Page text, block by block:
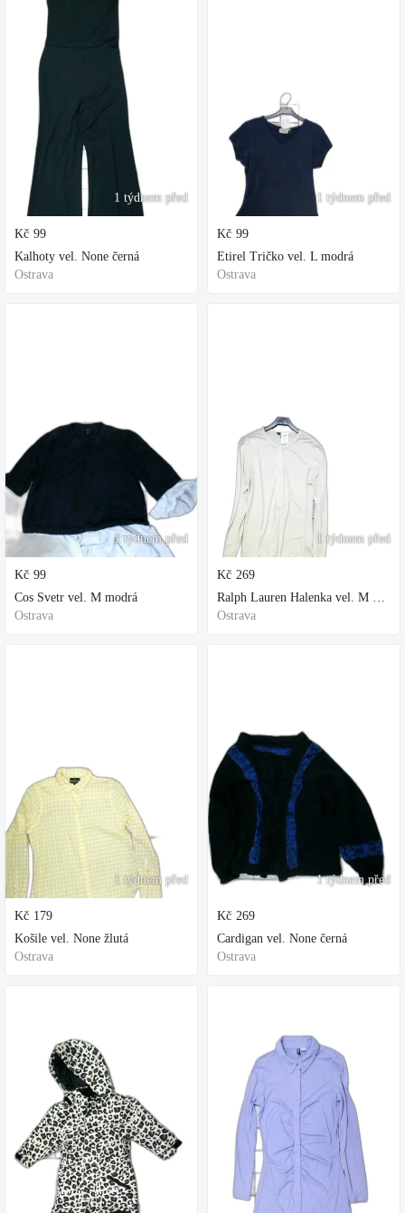
1 týdnem před
Kč 99
Kalhoty vel. None černá
Ostrava
1 týdnem před
Kč 99
Cos Svetr vel. M modrá
Ostrava
1 týdnem před
Kč 179
Košile vel. None žlutá
Ostrava
1 týdnem před
Kč 99
Etirel Tričko vel. L modrá
Ostrava
1 týdnem před
Kč 269
Ralph Lauren Halenka vel. M bílá
Ostrava
1 týdnem před
Kč 269
Cardigan vel. None černá
Ostrava